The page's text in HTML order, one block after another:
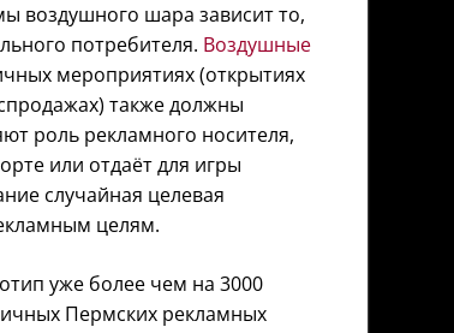
воздушного шара зависит то,
потребителя. Воздушные
мероприятиях (открытиях
также должны
роль рекламного носителя,
или отдаёт для игры
случайная целевая
целям.
уже более чем на 3000
Пермских рекламных